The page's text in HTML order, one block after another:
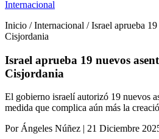
Internacional
Inicio / Internacional / Israel aprueba 19
Cisjordania
Israel aprueba 19 nuevos
Cisjordania
El gobierno israelí autorizó 19 nuevos
medida que complica aún más la
Por Ángeles Núñez | 21 Diciembre